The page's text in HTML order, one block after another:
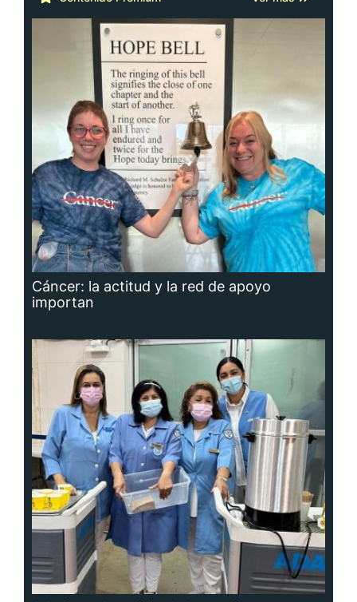
Cáncer: la actitud y la red de apoyo
importan
Adavion, al servicio de los pacientes